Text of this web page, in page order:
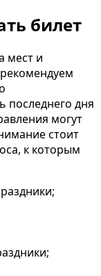
билет
мест и
последнего дня
могут
стоит
к которым